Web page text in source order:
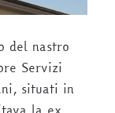
del nastro
Servizi
situati in